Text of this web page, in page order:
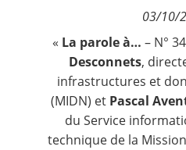
03/10/
« La parole à… – N°
Desconnets,
infrastructures et
(MIDN) et Pascal
du Service
technique de la